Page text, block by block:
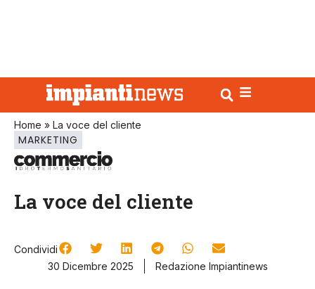
Home » La voce del cliente
MARKETING
La voce del cliente
Condividi
30 Dicembre 2025
Redazione Impiantinews